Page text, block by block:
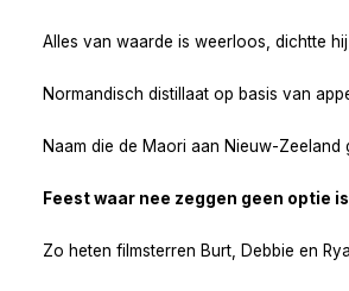
Alles van waarde is weerloos, dichtte hij
Normandisch distillaat op basis van
Naam die de Maori aan Nieuw-Zeeland
Feest waar nee zeggen geen optie is
Zo heten filmsterren Burt, Debbie en